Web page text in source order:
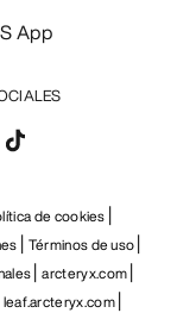
App
de cookies
Términos de uso
arcteryx.com
leaf.arcteryx.com